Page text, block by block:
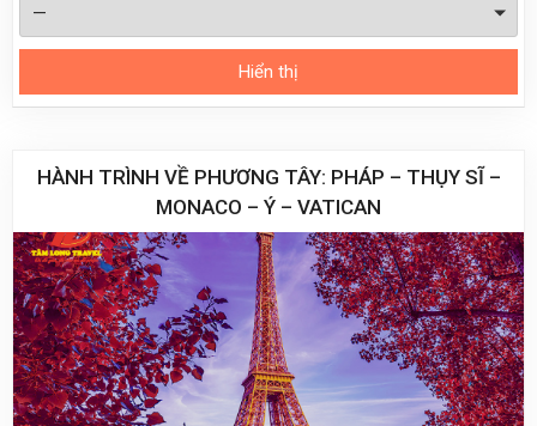
Hiển thị
HÀNH TRÌNH VỀ PHƯƠNG TÂY: PHÁP – THỤY SĨ –
MONACO – Ý – VATICAN